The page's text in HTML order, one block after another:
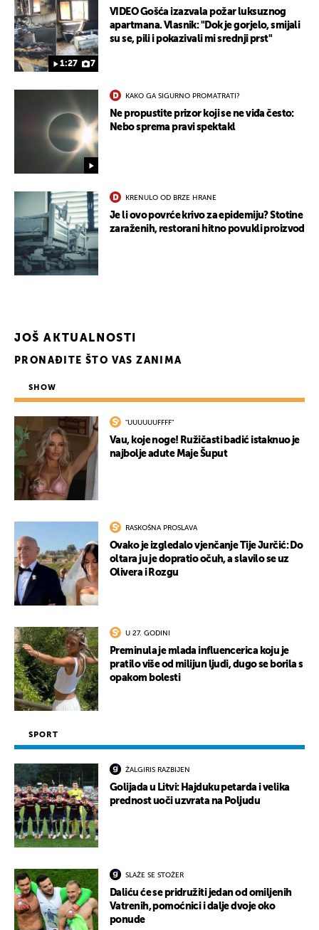
1:27 7
VIDEO Gošća izazvala požar luksuznog
apartmana. Vlasnik: "Dok je gorjelo, smijali
su se, pili i pokazivali mi srednji prst"
KAKO GA SIGURNO PROMATRATI?
Ne propustite prizor koji se ne viđa često:
Nebo sprema pravi spektakl
KRENULO OD BRZE HRANE
Je li ovo povrće krivo za epidemiju? Stotine
zaraženih, restorani hitno povukli proizvod
JOŠ AKTUALNOSTI
PRONAĐITE ŠTO VAS ZANIMA
SHOW
"UUUUUUFFFF"
Vau, koje noge! Ružičasti badić istaknuo je
najbolje adute Maje Šuput
RASKOŠNA PROSLAVA
Ovako je izgledalo vjenčanje Tije Jurčić: Do
oltara ju je dopratio očuh, a slavilo se uz
Olivera i Rozgu
U 27. GODINI
Preminula je mlada influencerica koju je
pratilo više od milijun ljudi, dugo se borila s
opakom bolesti
SPORT
ŽALGIRIS RAZBIJEN
Golijada u Litvi: Hajduku petarda i velika
prednost uoči uzvrata na Poljudu
SLAŽE SE STOŽER
Daliću će se pridružiti jedan od omiljenih
Vatrenih, pomoćnici i dalje dvoje oko
ponude
UKLJUČITE NOTIFIKACIJE